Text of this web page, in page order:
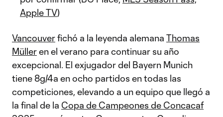
Apple TV)
Vancouverfichó a la leyenda alemana Thomas
Mülleren el verano para continuar su año
excepcional. El exjugador del Bayern Munich
tiene 8g/4a en ocho partidos en todas las
competiciones, elevando a un equipo que llegó a
la final de la Copa de Campeones de Concacaf